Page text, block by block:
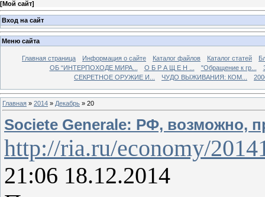
[Мой сайт]
Вход на сайт
Меню сайта
Главная страница Информация о сайте Каталог файлов Каталог статей
ОБ “ИНТЕРПОХОДЕ МИРА...
О Б Р А Щ Е Н ... "Обращение к гр...
СЕКРЕТНОЕ ОРУЖИЕ И...
ЧУДО ВЫЖИВАНИЯ: КОМ...
Главная » 2014 » Декабрь » 20
Societe Generale: РФ, возможно,
http://ria.ru/economy/
21:06 18.12.2014